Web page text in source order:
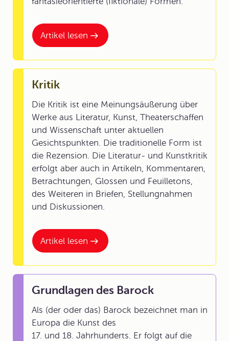
Artikel lesen
Artikel lesen
Kritik
Die Kritik ist eine Meinungsäußerung über
Werke aus Literatur, Kunst, Theaterschaffen
und Wissenschaft unter aktuellen
Gesichtspunkten. Die traditionelle Form ist
die Rezension. Die Literatur- und Kunstkritik
erfolgt aber auch in Artikeln, Kommentaren,
Betrachtungen, Glossen und Feuilletons,
des Weiteren in Briefen, Stellungnahmen
und Diskussionen.
Grundlagen des Barock
Als (der oder das) Barock bezeichnet man in
Europa die Kunst des
17. und 18. Jahrhunderts. Er folgt auf die